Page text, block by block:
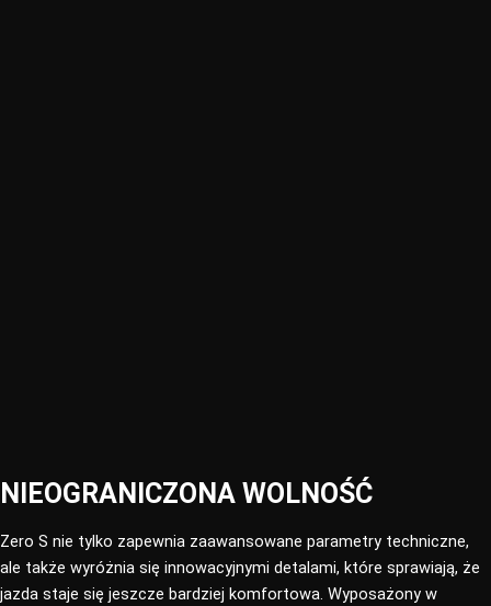
NIEOGRANICZONA WOLNOŚĆ​
Zero S nie tylko zapewnia zaawansowane parametry techniczne,
ale także wyróżnia się innowacyjnymi detalami, które sprawiają, że
jazda staje się jeszcze bardziej komfortowa. Wyposażony w